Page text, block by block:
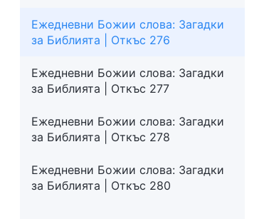
Ежедневни Божии слова: Загадки
за Библията | Откъс 276
Ежедневни Божии слова: Загадки
за Библията | Откъс 277
Ежедневни Божии слова: Загадки
за Библията | Откъс 278
Ежедневни Божии слова: Загадки
за Библията | Откъс 280